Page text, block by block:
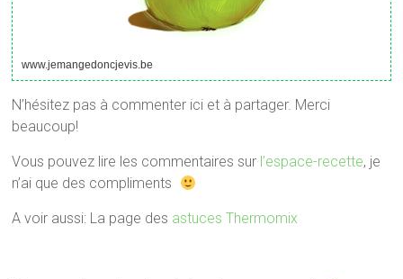
www.jemangedoncjevis.be
N’hésitez pas à commenter ici et à partager. Merci
beaucoup!
Vous pouvez lire les commentaires sur l’espace-recette, je
n’ai que des compliments
A voir aussi: La page des astuces Thermomix